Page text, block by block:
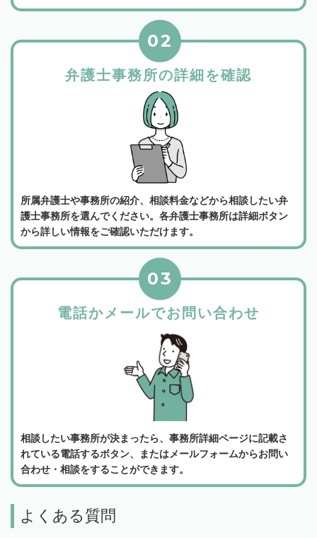
弁護士事務所の詳細を確認
02
所属弁護士や事務所の紹介、相談料金などから相談したい弁
護士事務所を選んでください。各弁護士事務所は詳細ボタン
から詳しい情報をご確認いただけます。
電話かメールでお問い合わせ
03
相談したい事務所が決まったら、事務所詳細ページに記載さ
れている電話するボタン、またはメールフォームからお問い
合わせ・相談をすることができます。
よくある質問